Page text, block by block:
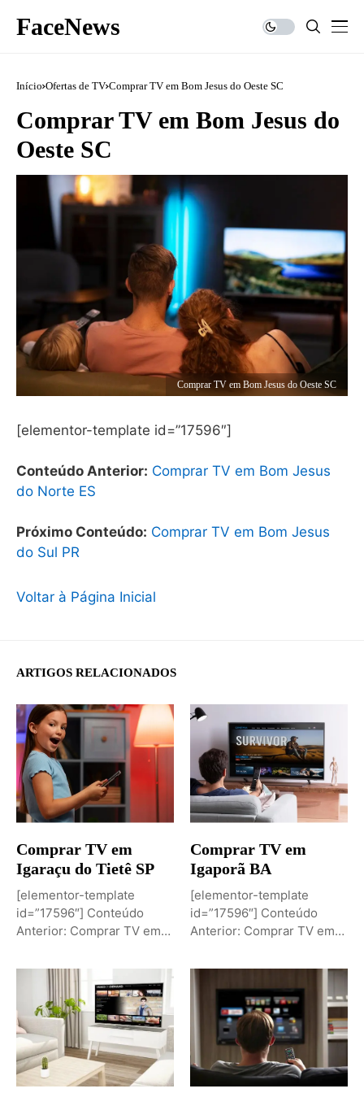
FaceNews
Início Ofertas de TV Comprar TV em Bom Jesus do Oeste SC
Comprar TV em Bom Jesus do
Oeste SC
Comprar TV em Bom Jesus do Oeste SC
[elementor-template id=”17596″]
Conteúdo Anterior: Comprar TV em Bom Jesus
do Norte ES
Próximo Conteúdo: Comprar TV em Bom Jesus
do Sul PR
Voltar à Página Inicial
ARTIGOS RELACIONADOS
Comprar TV em
Igaraçu do Tietê SP
[elementor-template
id=”17596″] Conteúdo
Anterior: Comprar TV em
Conteúdo: Sobremesa de...
Comprar TV em
Igaporã BA
[elementor-template
id=”17596″] Conteúdo
Anterior: Comprar TV em
Comprar TV...